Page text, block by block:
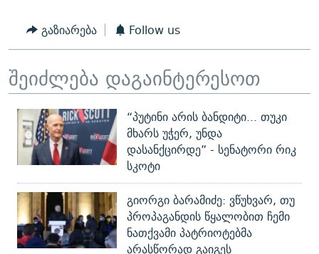
გაზიარება Follow us
შეიძლება დაგაინტერესოთ
“პუტინი არის ბანდიტი... თუკი
მხარს უჭერ, უნდა
დასანქცირდე” - სენატორი რიკ
სკოტი
გიორგი ბარამიძე: ვწუხვარ, თუ
პროპაგანდის წყალობით ჩემი
ნათქვამი პატრიოტებმა
არასწორად გაიგეს